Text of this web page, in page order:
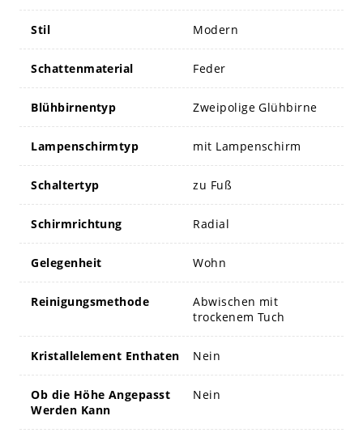
Stil Modern
Schattenmaterial Feder
Blühbirnentyp Zweipolige Glühbirne
Lampenschirmtyp mit Lampenschirm
Schaltertyp zu Fuß
Schirmrichtung Radial
Gelegenheit Wohn
Reinigungsmethode
Abwischen mit
trockenem Tuch
Kristallelement Enthaten Nein
Ob die Höhe Angepasst
Werden Kann
Nein